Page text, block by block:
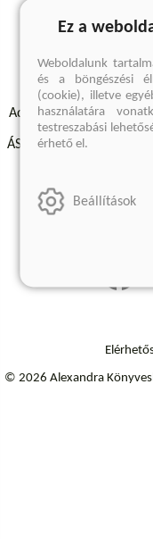
A keresett
Adatvédelmi
ÁSZF - Vásárlási feltételek
Szállítási
© 2026 Alexandra
Ez a
Weboldalunk
és a böngészési
(cookie), illetve
használatára
testreszabási
érhető el.
Beállítások